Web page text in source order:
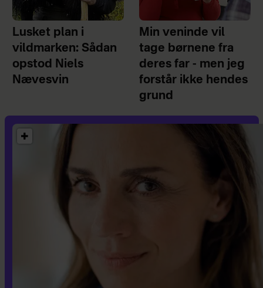
Lusket plan i
vildmarken: Sådan
opstod Niels
Nævesvin
Min veninde vil
tage børnene fra
deres far - men jeg
forstår ikke hendes
grund